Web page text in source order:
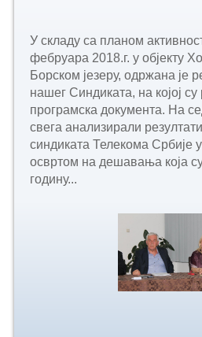
У складу са планом
фебруара 2018.г. у објекту
Борском језеру, одржана је
нашег Синдиката, на којој
програмска документа. На
свега анализирали
синдиката Телекома Србије
освртом на дешавања која
годину...